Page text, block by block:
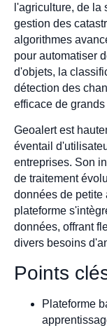
l'agriculture, de
gestion des
algorithmes
pour automatiser
d'objets, la
détection des
efficace de
Geoalert est
éventail
entreprises. Son
de traitement
données de petite
plateforme
données, offrant
divers besoins
Points
Plateforme